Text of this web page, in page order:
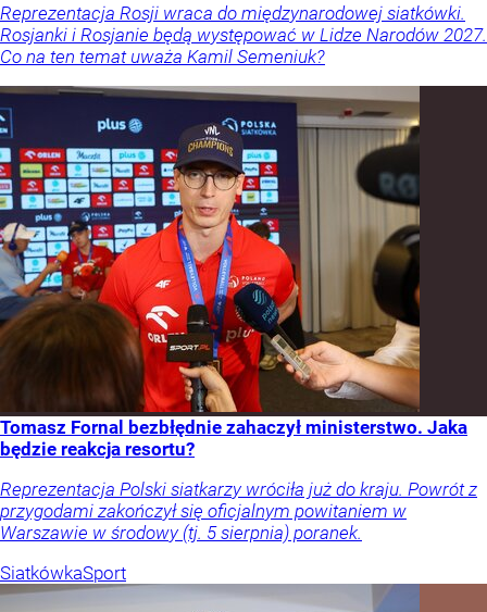
Reprezentacja Rosji wraca do międzynarodowej siatkówki.
Rosjanki i Rosjanie będą występować w Lidze Narodów 2027.
Co na ten temat uważa Kamil Semeniuk?
Tomasz Fornal bezbłędnie zahaczył ministerstwo. Jaka
będzie reakcja resortu?
Reprezentacja Polski siatkarzy wróciła już do kraju. Powrót z
przygodami zakończył się oficjalnym powitaniem w
Warszawie w środowy (tj. 5 sierpnia) poranek.
SiatkówkaSport